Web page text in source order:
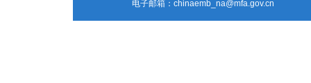
电子邮箱： chinaemb_na@mfa.gov.cn